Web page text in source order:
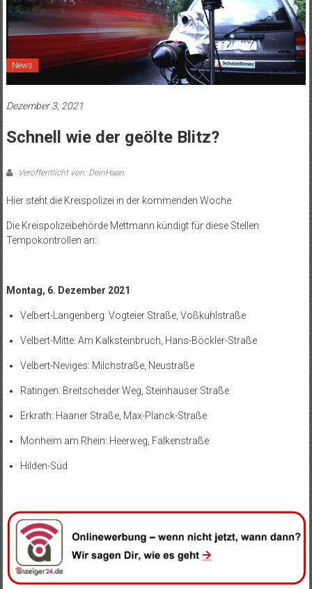
News
Dezember 3, 2021
Schnell wie der geölte Blitz?
Veröffentlicht von: DeinHaan
Hier steht die Kreispolizei in der kommenden Woche
Die Kreispolizeibehörde Mettmann kündigt für diese Stellen
Tempokontrollen an:
Montag, 6. Dezember 2021
Velbert-Langenberg: Vogteier Straße, Voßkuhlstraße
Velbert-Mitte: Am Kalksteinbruch, Hans-Böckler-Straße
Velbert-Neviges: Milchstraße, Neustraße
Ratingen: Breitscheider Weg, Steinhauser Straße
Erkrath: Haaner Straße, Max-Planck-Straße
Monheim am Rhein: Heerweg, Falkenstraße
Hilden-Süd